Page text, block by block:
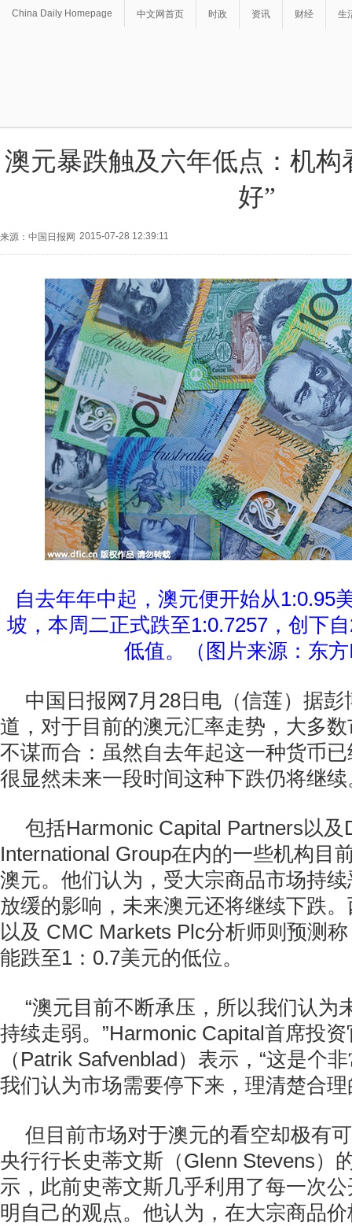
China Daily Homepage 中文网首页 时政 资讯 财经 生
澳元暴跌触及六年低点：机构
好”
来源：中国日报网 2015-07-28 12:39:11
自去年年中起，澳元便开始从1:0.95
坡，本周二正式跌至1:0.7257，创下
低值。（图片来源：东
中国日报网7月28日电（信莲）据彭
道，对于目前的澳元汇率走势，大多
不谋而合：虽然自去年起这一种货币
很显然未来一段时间这种下跌仍将继续
包括Harmonic Capital Partners以及
International Group在内的一些机构目
澳元。他们认为，受大宗商品市场持
放缓的影响，未来澳元还将继续下跌
以及 CMC Markets Plc分析师则预测
能跌至1：0.7美元的低位。
“澳元目前不断承压，所以我们认为
持续走弱。”Harmonic Capital首席投
（Patrik Safvenblad）表示，“这是个
我们认为市场需要停下来，理清楚合
但目前市场对于澳元的看空却极有
央行行长史蒂文斯（Glenn Stevens）
示，此前史蒂文斯几乎利用了每一次
明自己的观点。他认为，在大宗商品